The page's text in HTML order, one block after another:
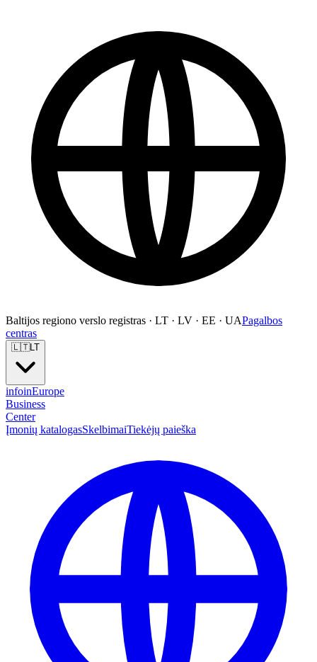
Baltijos regiono verslo registras · LT · LV · EE · UAPagalbos
centras
🇱🇹LT
infoinEurope
Business
Center
Įmonių katalogasSkelbimaiTiekėjų paieška